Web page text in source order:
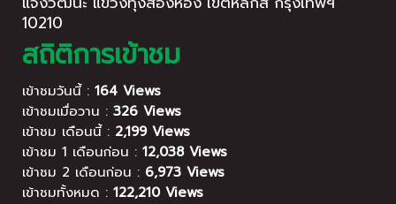
10210
สถิติการเข้าชม
เข้าชมวันนี้ : 164 Views
เข้าชมเมื่อวาน : 326 Views
เข้าชม เดือนนี้ : 2,199 Views
เข้าชม 1 เดือนก่อน : 12,038 Views
เข้าชม 2 เดือนก่อน : 6,973 Views
เข้าชมทั้งหมด : 122,210 Views